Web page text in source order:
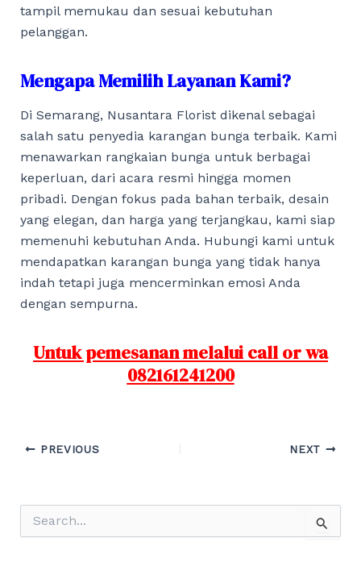
tampil memukau dan sesuai kebutuhan
pelanggan.
Mengapa Memilih Layanan Kami?
Di Semarang, Nusantara Florist dikenal sebagai
salah satu penyedia karangan bunga terbaik. Kami
menawarkan rangkaian bunga untuk berbagai
keperluan, dari acara resmi hingga momen
pribadi. Dengan fokus pada bahan terbaik, desain
yang elegan, dan harga yang terjangkau, kami siap
memenuhi kebutuhan Anda. Hubungi kami untuk
mendapatkan karangan bunga yang tidak hanya
indah tetapi juga mencerminkan emosi Anda
dengan sempurna.
Untuk pemesanan melalui call or wa
082161241200
Post
PREVIOUS NEXT